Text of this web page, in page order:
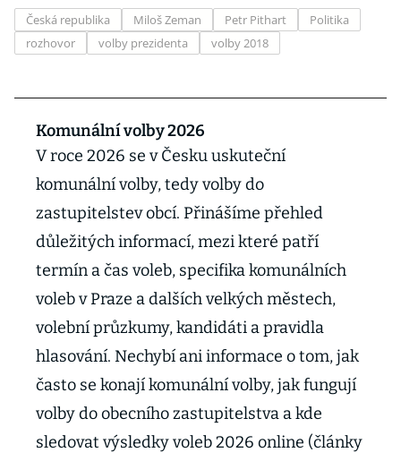
Česká republika Miloš Zeman Petr Pithart
Politika
rozhovor
volby prezidenta volby 2018
Komunální volby 2026
V roce 2026 se v Česku uskuteční
komunální volby, tedy volby do
zastupitelstev obcí. Přinášíme přehled
důležitých informací, mezi které patří
termín a čas voleb, specifika komunálních
voleb v Praze a dalších velkých městech,
volební průzkumy, kandidáti a pravidla
hlasování. Nechybí ani informace o tom, jak
často se konají komunální volby, jak fungují
volby do obecního zastupitelstva a kde
sledovat výsledky voleb 2026 online (články